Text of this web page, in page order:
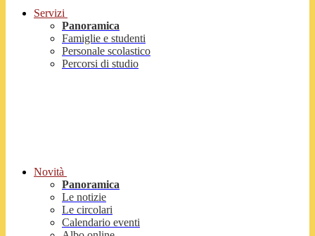
Servizi
Panoramica
Famiglie e studenti
Personale scolastico
Percorsi di studio
Novità
Panoramica
Le notizie
Le circolari
Calendario eventi